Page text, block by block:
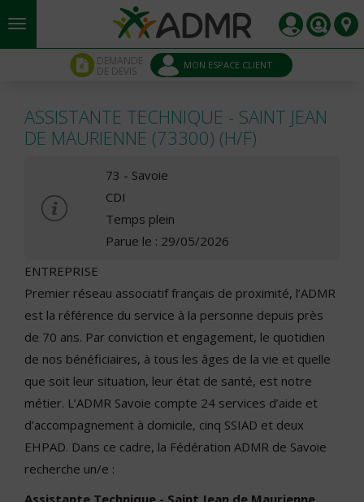
Aller au contenu principal
DEMANDE
DE DEVIS MON ESPACE CLIENT
ASSISTANTE TECHNIQUE - SAINT JEAN
DE MAURIENNE (73300) (H/F)
73 - Savoie
CDI
Temps plein
Parue le : 29/05/2026
ENTREPRISE
Premier réseau associatif français de proximité, l’ADMR
est la référence du service à la personne depuis près
de 70 ans. Par conviction et engagement, le quotidien
de nos bénéficiaires, à tous les âges de la vie et quelle
que soit leur situation, leur état de santé, est notre
métier. L’ADMR Savoie compte 24 services d’aide et
d’accompagnement à domicile, cinq SSIAD et deux
EHPAD. Dans ce cadre, la Fédération ADMR de Savoie
recherche un/e :
Assistante Technique - Saint Jean de Maurienne
Panneau de gestion des cookies